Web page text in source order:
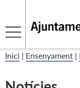
Inici | Ensenyament |